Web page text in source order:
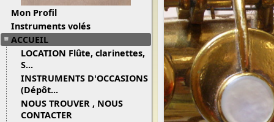
Mon Profil
Instruments volés
ACCUEIL
LOCATION Flûte, clarinettes,
S...
INSTRUMENTS D'OCCASIONS
(Dépôt...
NOUS TROUVER , NOUS
CONTACTER